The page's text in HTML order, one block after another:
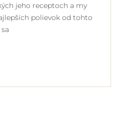
jeho receptoch a my
polievok od tohto